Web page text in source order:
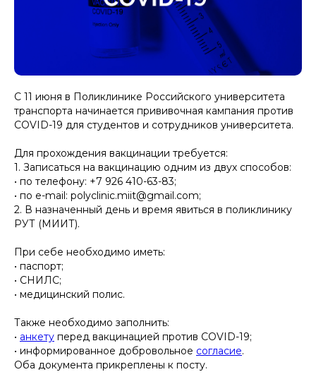
С 11 июня в Поликлинике Российского университета
транспорта начинается прививочная кампания против
COVID-19 для студентов и сотрудников университета.
Для прохождения вакцинации требуется:
1. Записаться на вакцинацию одним из двух способов:
• по телефону: +7 926 410-63-83;
• по e-mail: polyclinic.miit@gmail.com;
2. В назначенный день и время явиться в поликлинику
РУТ (МИИТ).
При себе необходимо иметь:
• паспорт;
• СНИЛС;
• медицинский полис.
Также необходимо заполнить:
• анкету перед вакцинацией против СОVID-19;
• информированное добровольное согласие.
Оба документа прикреплены к посту.